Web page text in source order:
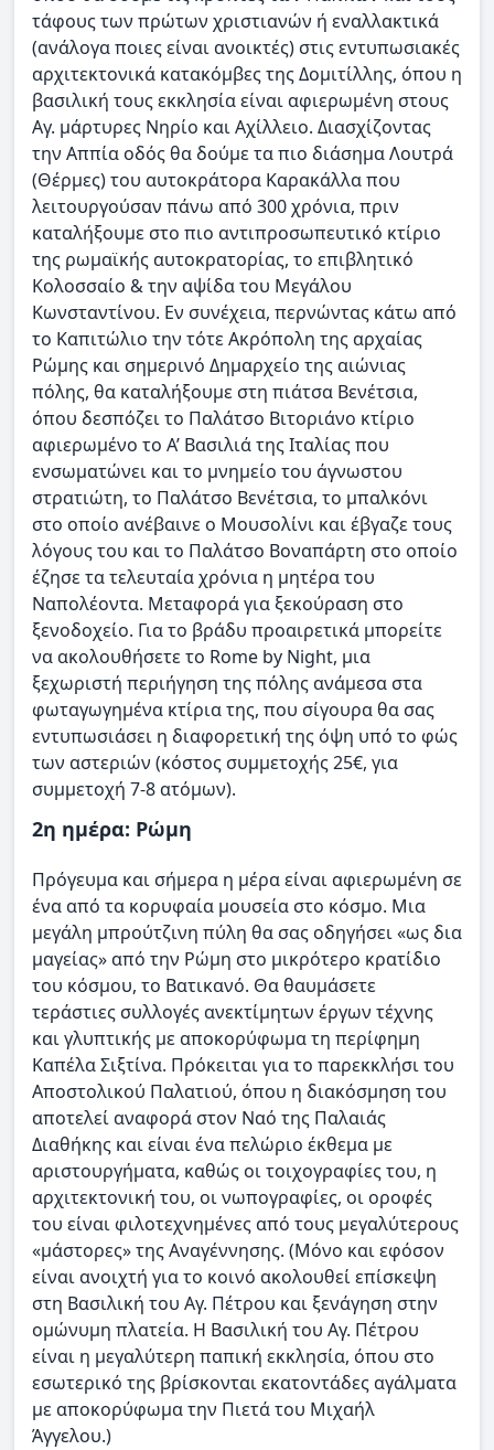
τάφους των πρώτων χριστιανών ή εναλλακτικά
(ανάλογα ποιες είναι ανοικτές) στις εντυπωσιακές
αρχιτεκτονικά κατακόμβες της Δομιτίλλης, όπου η
βασιλική τους εκκλησία είναι αφιερωμένη στους
Αγ. μάρτυρες Νηρίο και Αχίλλειο. Διασχίζοντας
την Αππία οδός θα δούμε τα πιο διάσημα Λουτρά
(Θέρμες) του αυτοκράτορα Καρακάλλα που
λειτουργούσαν πάνω από 300 χρόνια, πριν
καταλήξουμε στο πιο αντιπροσωπευτικό κτίριο
της ρωμαϊκής αυτοκρατορίας, το επιβλητικό
Κολοσσαίο & την αψίδα του Μεγάλου
Κωνσταντίνου. Εν συνέχεια, περνώντας κάτω από
το Καπιτώλιο την τότε Ακρόπολη της αρχαίας
Ρώμης και σημερινό Δημαρχείο της αιώνιας
πόλης, θα καταλήξουμε στη πιάτσα Βενέτσια,
όπου δεσπόζει το Παλάτσο Βιτοριάνο κτίριο
αφιερωμένο το Α’ Βασιλιά της Ιταλίας που
ενσωματώνει και το μνημείο του άγνωστου
στρατιώτη, το Παλάτσο Βενέτσια, το μπαλκόνι
στο οποίο ανέβαινε ο Μουσολίνι και έβγαζε τους
λόγους του και το Παλάτσο Βοναπάρτη στο οποίο
έζησε τα τελευταία χρόνια η μητέρα του
Ναπολέοντα. Μεταφορά για ξεκούραση στο
ξενοδοχείο. Για το βράδυ προαιρετικά μπορείτε
να ακολουθήσετε το Rome by Night, μια
ξεχωριστή περιήγηση της πόλης ανάμεσα στα
φωταγωγημένα κτίρια της, που σίγουρα θα σας
εντυπωσιάσει η διαφορετική της όψη υπό το φώς
των αστεριών (κόστος συμμετοχής 25€, για
συμμετοχή 7-8 ατόμων).
2η ημέρα: Ρώμη
Πρόγευμα και σήμερα η μέρα είναι αφιερωμένη σε
ένα από τα κορυφαία μουσεία στο κόσμο. Mια
μεγάλη μπρούτζινη πύλη θα σας οδηγήσει «ως δια
μαγείας» από την Ρώμη στο μικρότερο κρατίδιο
του κόσμου, το Βατικανό. Θα θαυμάσετε
τεράστιες συλλογές ανεκτίμητων έργων τέχνης
και γλυπτικής με αποκορύφωμα τη περίφημη
Καπέλα Σιξτίνα. Πρόκειται για το παρεκκλήσι του
Αποστολικού Παλατιού, όπου η διακόσμηση του
αποτελεί αναφορά στον Ναό της Παλαιάς
Διαθήκης και είναι ένα πελώριο έκθεμα με
αριστουργήματα, καθώς οι τοιχογραφίες του, η
αρχιτεκτονική του, οι νωπογραφίες, οι οροφές
του είναι φιλοτεχνημένες από τους μεγαλύτερους
«μάστορες» της Αναγέννησης. (Μόνο και εφόσον
είναι ανοιχτή για το κοινό ακολουθεί επίσκεψη
στη Βασιλική του Αγ. Πέτρου και ξενάγηση στην
ομώνυμη πλατεία. Η Βασιλική του Αγ. Πέτρου
είναι η μεγαλύτερη παπική εκκλησία, όπου στο
εσωτερικό της βρίσκονται εκατοντάδες αγάλματα
με αποκορύφωμα την Πιετά του Μιχαήλ
Άγγελου.)